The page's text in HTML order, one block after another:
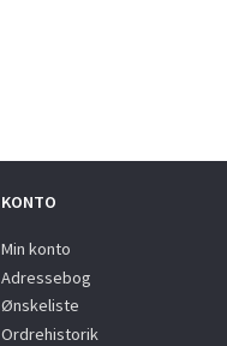
KONTO
Min konto
Adressebog
Ønskeliste
Ordrehistorik